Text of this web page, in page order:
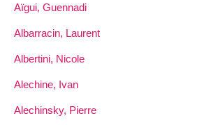
Aïgui, Guennadi
Albarracin, Laurent
Albertini, Nicole
Alechine, Ivan
Alechinsky, Pierre